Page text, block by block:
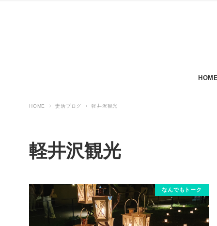
HOME 妻活ブログ 軽井沢観光
軽井沢観光
なんでもトーク